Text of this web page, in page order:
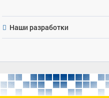
Наши разработки